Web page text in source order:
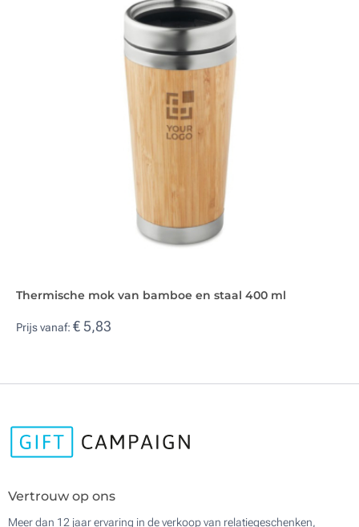
Thermische mok van bamboe en staal 400 ml
Prijs vanaf: € 5,83
Vertrouw op ons
Meer dan 12 jaar ervaring in de verkoop van relatiegeschenken,